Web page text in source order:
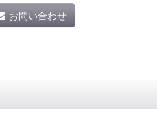
お問い合わせ